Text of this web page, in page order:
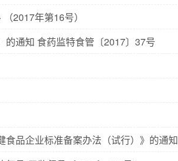
2017年第16号）
的通知 食药监特食管〔2017〕37号
品企业标准备案办法（试行）》的通知